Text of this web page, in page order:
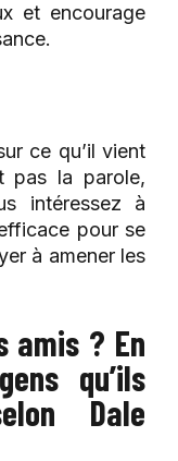
et encourage
ce qu’il vient
pas la parole,
intéressez à
pour se
à amener les
amis ? En
qu’ils
Dale